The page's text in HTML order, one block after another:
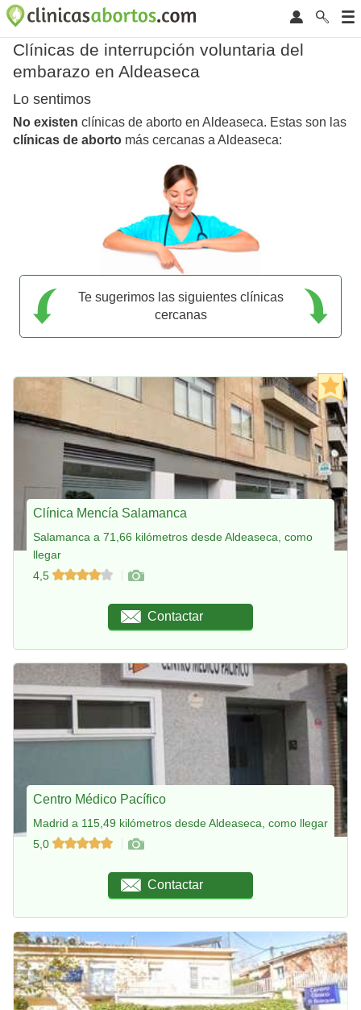
Clínicas de interrupción voluntaria del
embarazo en Aldeaseca
Lo sentimos
No existen clínicas de aborto en Aldeaseca. Estas son las
clínicas de aborto más cercanas a Aldeaseca:
Te sugerimos las siguientes clínicas
cercanas
Clínica Mencía Salamanca
Salamanca a 71,66 kilómetros desde Aldeaseca, como
llegar
4,5
Contactar
Centro Médico Pacífico
Madrid a 115,49 kilómetros desde Aldeaseca, como llegar
5,0
Contactar